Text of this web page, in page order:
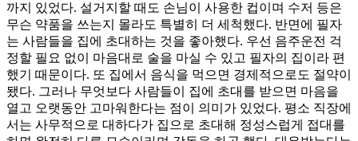
까지 있었다. 설거지할 때도 손님이 사용한 컵이며 수저 등은
무슨 약품을 쓰는지 몰라도 특별히 더 세척했다. 반면에 필자
는 사람들을 집에 초대하는 것을 좋아했다. 우선 음주운전 걱
정할 필요 없이 마음대로 술을 마실 수 있고 필자의 집이라 편
했기 때문이다. 또 집에서 음식을 먹으면 경제적으로도 절약이
됐다. 그러나 무엇보다 사람들이 집에 초대를 받으면 마음을
열고 오랫동안 고마워한다는 점이 의미가 있었다. 평소 직장에
서는 사무적으로 대하다가 집으로 초대해 정성스럽게 접대를